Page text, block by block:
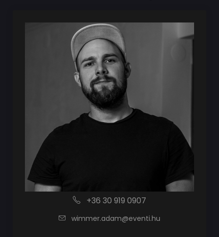
+36 30 919 0907
wimmer.adam@eventi.hu